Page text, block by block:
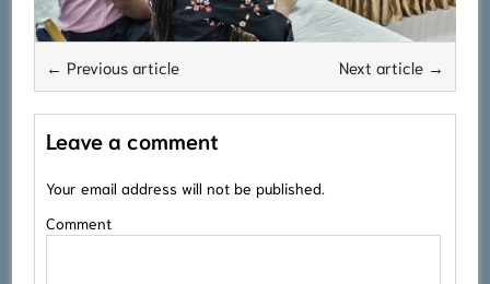
← Previous article Next article →
Leave a comment
Your email address will not be published.
Comment